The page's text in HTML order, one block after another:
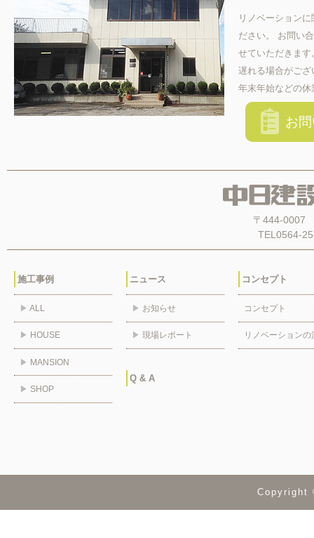
リノベーション
ださい。 お問い
せていただきま
遅れる場合がござ
年末年始などの
お問
〒444-0007
TEL0564-
施工事例
▶ ALL
▶ HOUSE
▶ MANSION
▶ SHOP
ニュース
▶ お知らせ
▶ 現場レポート
Q & A
コンセプト
コンセプト
リノベーションの
Copyright